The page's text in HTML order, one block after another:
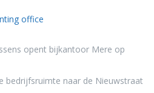
office
opent bijkantoor Mere op
bedrijfsruimte naar de Nieuwstraat